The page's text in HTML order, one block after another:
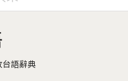
語辭典